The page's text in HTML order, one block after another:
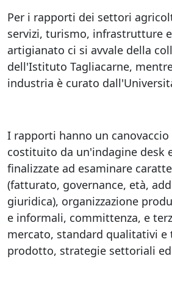
Per i rapporti dei settori
servizi, turismo, infrastrutture
artigianato ci si avvale della
dell'Istituto Tagliacarne,
industria è curato
I rapporti hanno un
costituito da un'indagine desk
finalizzate ad esaminare
(fatturato, governance, età,
giuridica), organizzazione
e informali, committenza, e
mercato, standard qualitativi e
prodotto, strategie settoriali